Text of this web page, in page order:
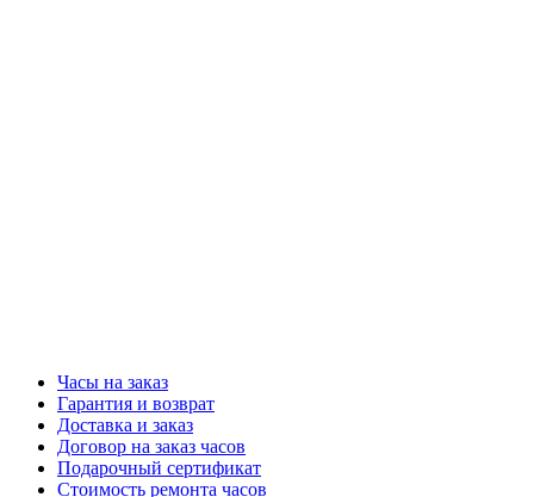
Часы на заказ
Гарантия и возврат
Доставка и заказ
Договор на заказ часов
Подарочный сертификат
Стоимость ремонта часов